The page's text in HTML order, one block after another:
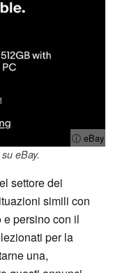
ⓘ eBay
eBay.
settore dei
simili con
persino con il
per la
una,